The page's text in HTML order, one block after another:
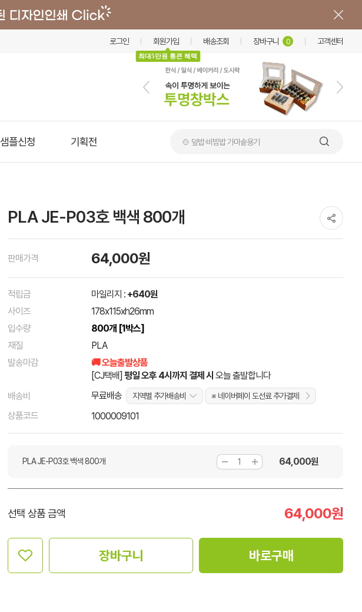
로그인 회원가입
최대5만원 통큰 혜택
배송조회 장바구니 0 고객센터
샘플신청 기획전 🍲 덮밥·비빔밥 가마솥용기
PLA JE-P03호 백색 800개
판매가격 64,000원
적립금 마일리지 : +640원
사이즈
178x115xh26mm
입수량
800개 [1박스]
재질
PLA
발송마감
🚚 오늘출발상품
[CJ택배] 평일 오후 4시까지 결제 시 오늘 출발합니다
배송비
무료배송 지역별 추가배송비 ※ 네이버페이 도선료 추가결제
상품코드 1000009101
PLA JE-P03호 백색 800개 64,000원
선택 상품 금액 64,000원
장바구니 바로구매